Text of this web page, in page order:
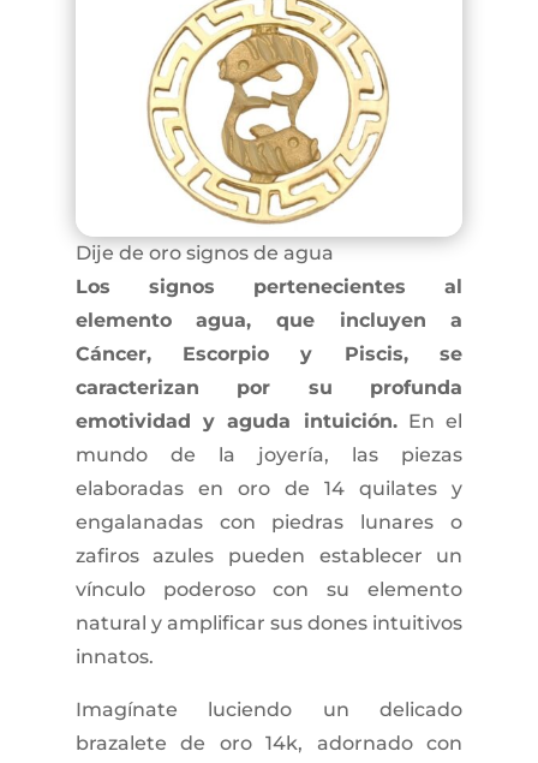
Dije de oro signos de agua
Los signos pertenecientes al
elemento agua, que incluyen a
Cáncer, Escorpio y Piscis, se
caracterizan por su profunda
emotividad y aguda intuición.En el
mundo de la joyería, las piezas
elaboradas en oro de 14 quilates y
engalanadas con piedras lunares o
zafiros azules pueden establecer un
vínculo poderoso con su elemento
natural y amplificar sus dones intuitivos
innatos.
Imagínate luciendo un delicado
brazalete de oro 14k, adornado con